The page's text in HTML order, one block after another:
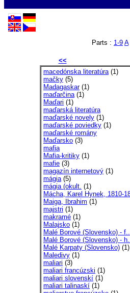
Parts : 1-9 A
<<
macedónska literatúra(1)
mačky (5)
Madagaskar(1)
maďarčina(1)
Maďari (1)
maďarská literatúra
maďarské novely (1)
maďarské poviedky (1)
maďarské romány
Maďarsko (3)
mafia
Mafia-kritiky (1)
mafie (3)
magazín internetový (1)
mágia(5)
mágia (okult. (1)
Mácha, Karel Hynek, 1810-
Maiga, Ibrahim (1)
majstri (1)
makramé (1)
Malajsko (1)
Malé Borové (Slovensko) - f..
Malé Borové (Slovensko) -
Malé Karpaty (Slovensko) (1)
Maledivy (1)
maliari (3)
maliari francúzski (1)
maliari slovenskí (1)
maliari talinaskí (1)